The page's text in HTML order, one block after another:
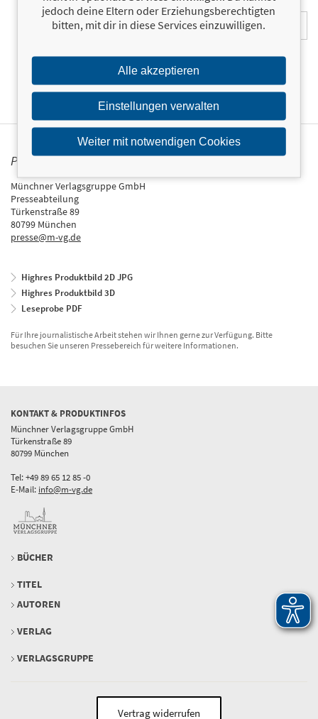
E-Mail-Adresse:
PRESSEKONTAKT
Münchner Verlagsgruppe GmbH
Presseabteilung
Türkenstraße 89
80799 München
presse@m-vg.de
Highres Produktbild 2D JPG
Highres Produktbild 3D
Leseprobe PDF
Für Ihre journalistische Arbeit stehen wir Ihnen gerne zur Verfügung. Bitte
besuchen Sie unseren Pressebereich für weitere Informationen.
KONTAKT & PRODUKTINFOS
Münchner Verlagsgruppe GmbH
Türkenstraße 89
80799 München
Tel: +49 89 65 12 85 -0
E-Mail: info@m-vg.de
BÜCHER
TITEL
AUTOREN
VERLAG
VERLAGSGRUPPE
Vertrag widerrufen
jedoch deine Eltern oder Erziehungsberechtigten
bitten, mit dir in diese Services einzuwilligen.
Alle akzeptieren
Einstellungen verwalten
Weiter mit notwendigen Cookies